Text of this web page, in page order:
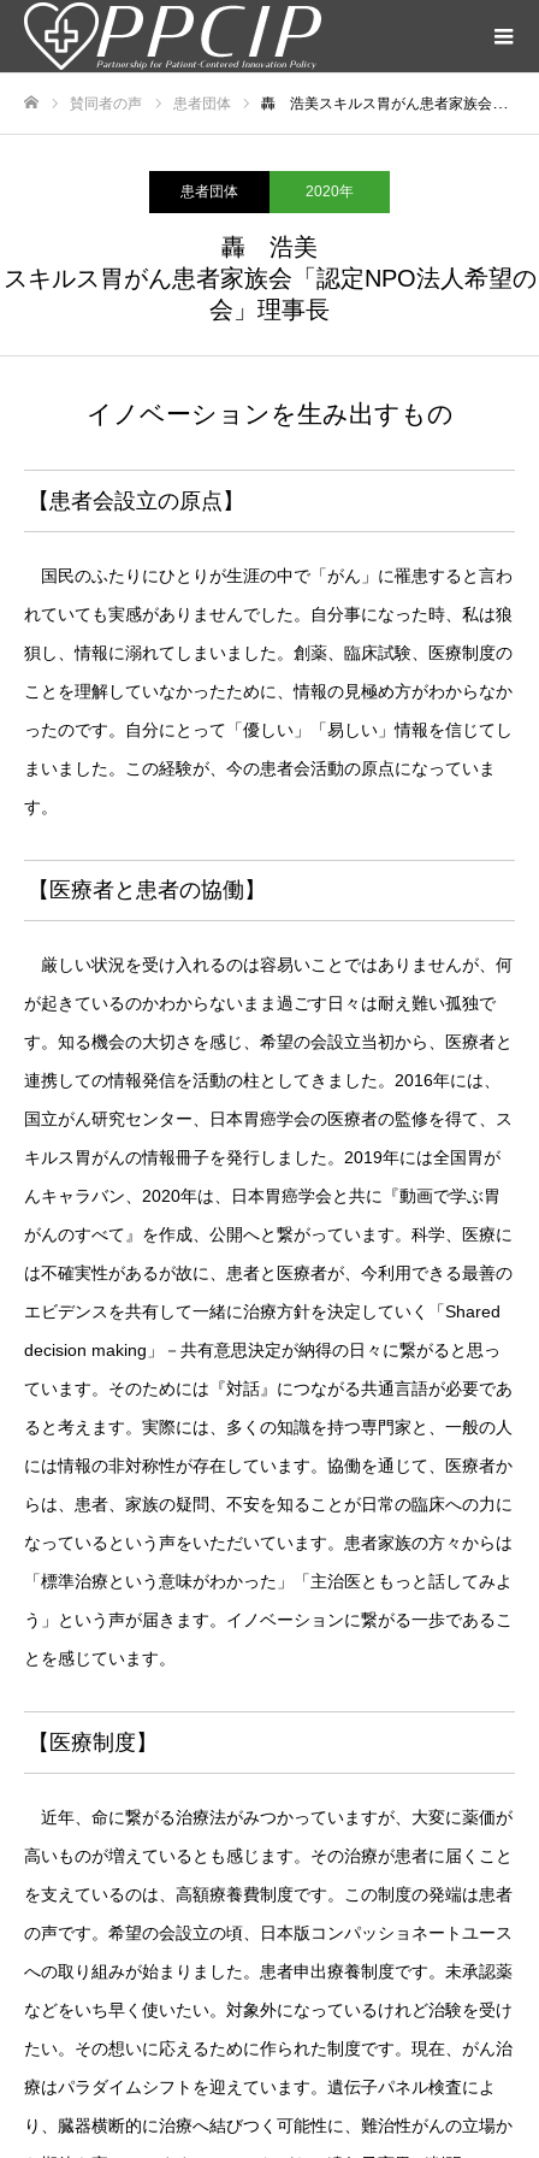
賛同者の声 患者団体 轟 浩美スキルス胃がん患者家族会「認定NPO法人希望の会」理事長
患者団体 2020年
轟 浩美
スキルス胃がん患者家族会「認定NPO法人希望の
会」理事長
イノベーションを生み出すもの
【患者会設立の原点】
国民のふたりにひとりが生涯の中で「がん」に罹患すると言わ
れていても実感がありませんでした。自分事になった時、私は狼
狽し、情報に溺れてしまいました。創薬、臨床試験、医療制度の
ことを理解していなかったために、情報の見極め方がわからなか
ったのです。自分にとって「優しい」「易しい」情報を信じてし
まいました。この経験が、今の患者会活動の原点になっていま
す。
【医療者と患者の協働】
厳しい状況を受け入れるのは容易いことではありませんが、何
が起きているのかわからないまま過ごす日々は耐え難い孤独で
す。知る機会の大切さを感じ、希望の会設立当初から、医療者と
連携しての情報発信を活動の柱としてきました。2016年には、
国立がん研究センター、日本胃癌学会の医療者の監修を得て、ス
キルス胃がんの情報冊子を発行しました。2019年には全国胃が
んキャラバン、2020年は、日本胃癌学会と共に『動画で学ぶ胃
がんのすべて』を作成、公開へと繋がっています。科学、医療に
は不確実性があるが故に、患者と医療者が、今利用できる最善の
エビデンスを共有して一緒に治療方針を決定していく「Shared
decision making」－共有意思決定が納得の日々に繋がると思っ
ています。そのためには『対話』につながる共通言語が必要であ
ると考えます。実際には、多くの知識を持つ専門家と、一般の人
には情報の非対称性が存在しています。協働を通じて、医療者か
らは、患者、家族の疑問、不安を知ることが日常の臨床への力に
なっているという声をいただいています。患者家族の方々からは
「標準治療という意味がわかった」「主治医ともっと話してみよ
う」という声が届きます。イノベーションに繋がる一歩であるこ
とを感じています。
【医療制度】
近年、命に繋がる治療法がみつかっていますが、大変に薬価が
高いものが増えているとも感じます。その治療が患者に届くこと
を支えているのは、高額療養費制度です。この制度の発端は患者
の声です。希望の会設立の頃、日本版コンパッショネートユース
への取り組みが始まりました。患者申出療養制度です。未承認薬
などをいち早く使いたい。対象外になっているけれど治験を受け
たい。その想いに応えるために作られた制度です。現在、がん治
療はパラダイムシフトを迎えています。遺伝子パネル検査によ
り、臓器横断的に治療へ結びつく可能性に、難治性がんの立場か